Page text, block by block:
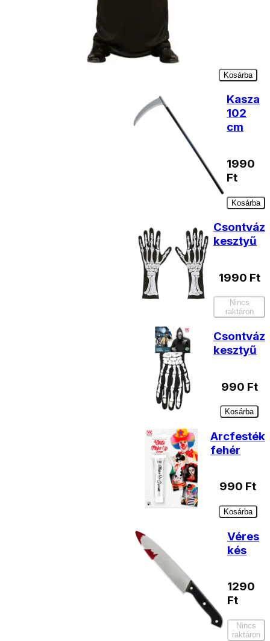
Kosárba
Kasza
102
cm
1990
Ft
Kosárba
Csontváz
kesztyű
1990 Ft
Nincs
raktáron
Csontváz
kesztyű
990 Ft
Kosárba
Arcfesték
fehér
990 Ft
Kosárba
Véres
kés
1290
Ft
Nincs
raktáron